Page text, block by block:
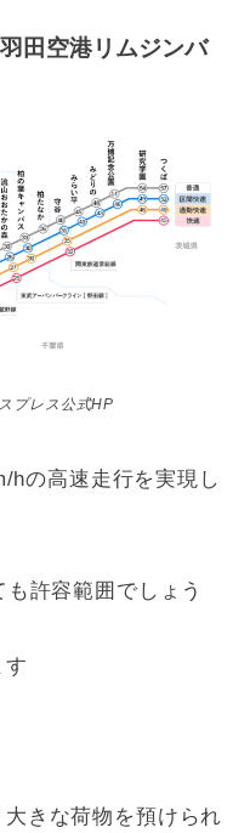
田空港リムジンバ
プレス公式HP
hの高速走行を実現し
許容範囲でしょう
す
きな荷物を預けられ